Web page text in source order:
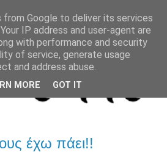
έχω πάει!!
from Google to deliver its services
IP address and user-agent are
with performance and security
of service, generate usage
and address abuse.
MORE GOT IT